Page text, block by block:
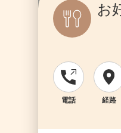
お
電話 経路